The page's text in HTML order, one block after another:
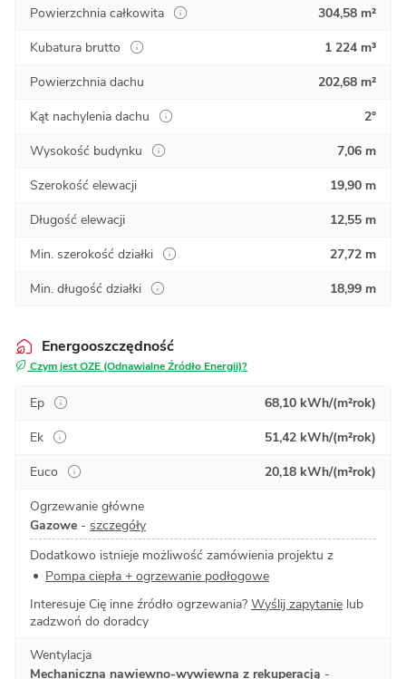
Powierzchnia całkowita
304,58 m²
Kubatura brutto
1 224 m³
Powierzchnia dachu
202,68 m²
Kąt nachylenia dachu
2°
Wysokość budynku
7,06 m
Szerokość elewacji
19,90 m
Długość elewacji
12,55 m
Min. szerokość działki
27,72 m
Min. długość działki
18,99 m
Energooszczędność
Czym jest OZE (Odnawialne Źródło Energii)?
Ep
68,10 kWh/(m²rok)
Ek
51,42 kWh/(m²rok)
Euco
20,18 kWh/(m²rok)
Ogrzewanie główne
Gazowe - szczegóły
Dodatkowo istnieje możliwość zamówienia projektu z
Pompa ciepła + ogrzewanie podłogowe
Interesuje Cię inne źródło ogrzewania? Wyślij zapytanie lub
zadzwoń do doradcy
Wentylacja
Mechaniczna nawiewno-wywiewna z rekuperacją -